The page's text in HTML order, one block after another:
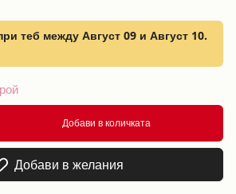
теб между Август 09 и Август 10.
Добави в количката
Добави в желания